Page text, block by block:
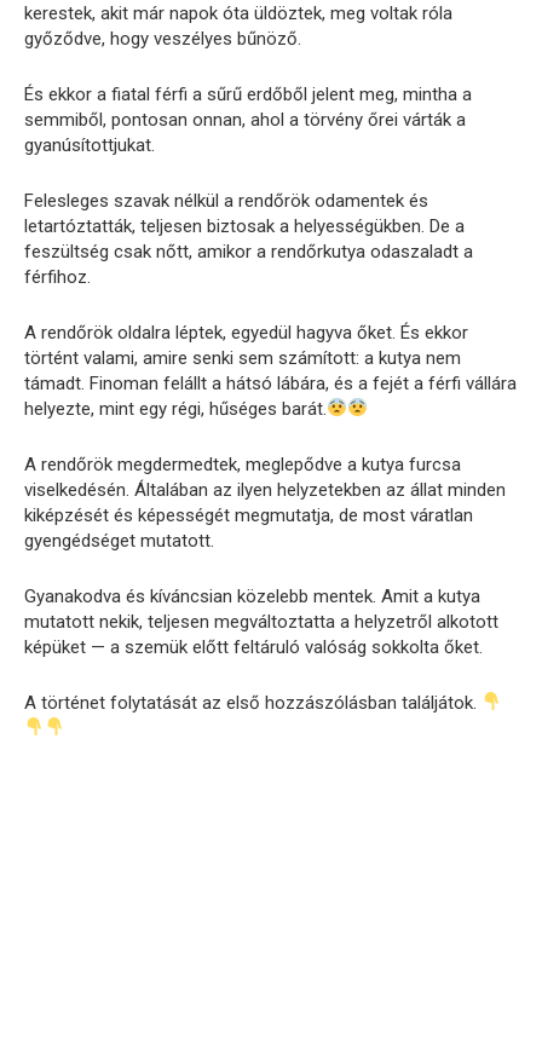
kerestek, akit már napok óta üldöztek, meg voltak róla
győződve, hogy veszélyes bűnöző.
És ekkor a fiatal férfi a sűrű erdőből jelent meg, mintha a
semmiből, pontosan onnan, ahol a törvény őrei várták a
gyanúsítottjukat.
Felesleges szavak nélkül a rendőrök odamentek és
letartóztatták, teljesen biztosak a helyességükben. De a
feszültség csak nőtt, amikor a rendőrkutya odaszaladt a
férfihoz.
A rendőrök oldalra léptek, egyedül hagyva őket. És ekkor
történt valami, amire senki sem számított: a kutya nem
támadt. Finoman felállt a hátsó lábára, és a fejét a férfi vállára
helyezte, mint egy régi, hűséges barát.
A rendőrök megdermedtek, meglepődve a kutya furcsa
viselkedésén. Általában az ilyen helyzetekben az állat minden
kiképzését és képességét megmutatja, de most váratlan
gyengédséget mutatott.
Gyanakodva és kíváncsian közelebb mentek. Amit a kutya
mutatott nekik, teljesen megváltoztatta a helyzetről alkotott
képüket — a szemük előtt feltáruló valóság sokkolta őket.
A történet folytatását az első hozzászólásban találjátok.